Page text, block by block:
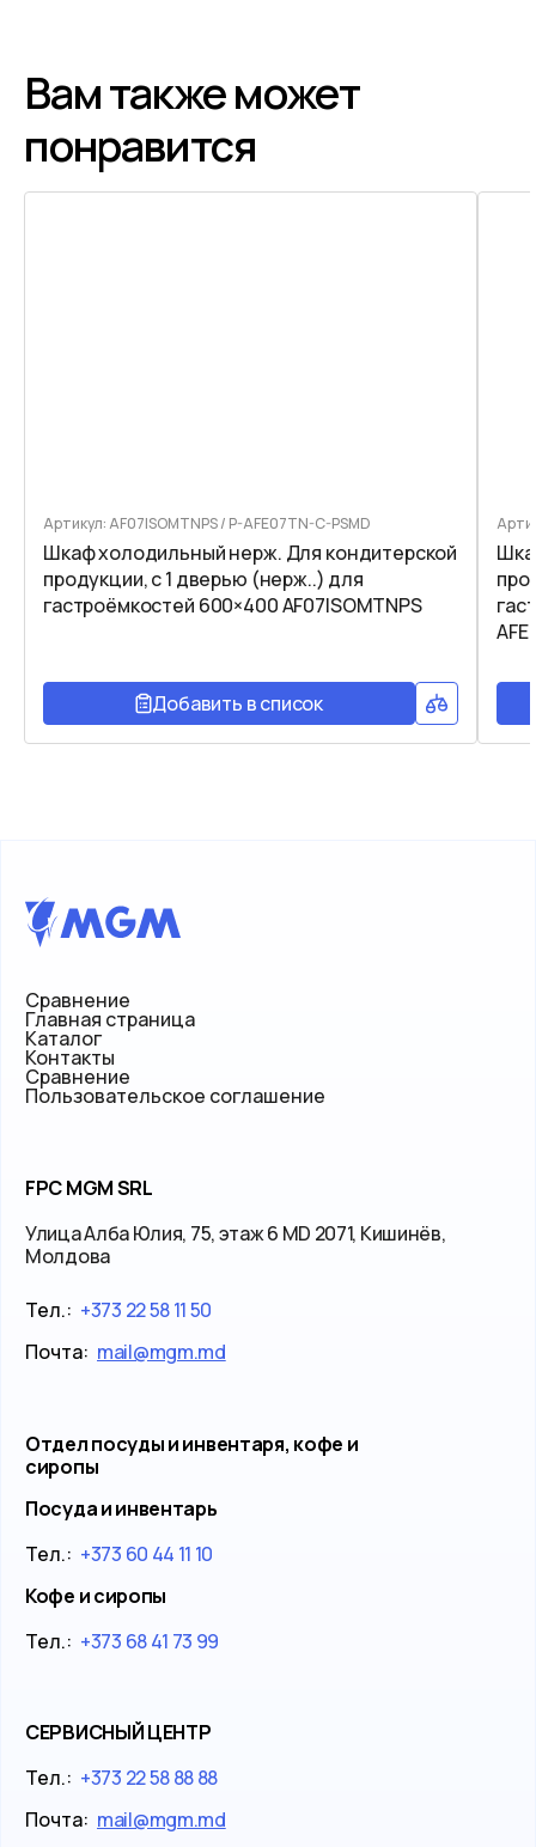
Вам также может
понравится
Артикул: AF07ISOMTNPS / P-AFE07TN-C-PSMD
Шкаф холодильный нерж. Для кондитерской
продукции, с 1 дверью (нерж..) для
гастроёмкостей 600×400 AF07ISOMTNPS
Добавить в список
Сравнение
Главная страница
Каталог
Контакты
Сравнение
Пользовательское соглашение
FPC MGM SRL
Улица Алба Юлия, 75, этаж 6 MD 2071, Кишинёв,
Молдова
Тел.: +373 22 58 11 50
Почта: mail@mgm.md
Отдел посуды и инвентаря, кофе и
сиропы
Посуда и инвентарь
Тел.: +373 60 44 11 10
Кофе и сиропы
Тел.: +373 68 41 73 99
СЕРВИСНЫЙ ЦЕНТР
Тел.: +373 22 58 88 88
Почта: mail@mgm.md